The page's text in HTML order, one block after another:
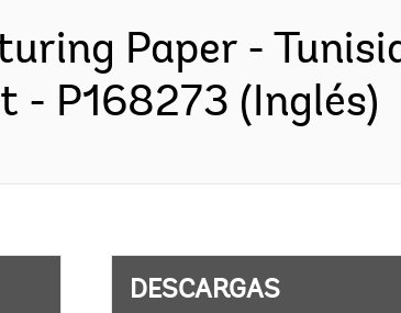
Paper -
- P168273 (Inglés)
DESCARGAS